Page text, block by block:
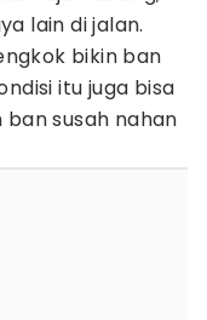
lain di jalan.
bikin ban
itu juga bisa
susah nahan